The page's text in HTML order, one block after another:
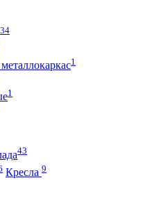
34
1
1
43
Кресла 9